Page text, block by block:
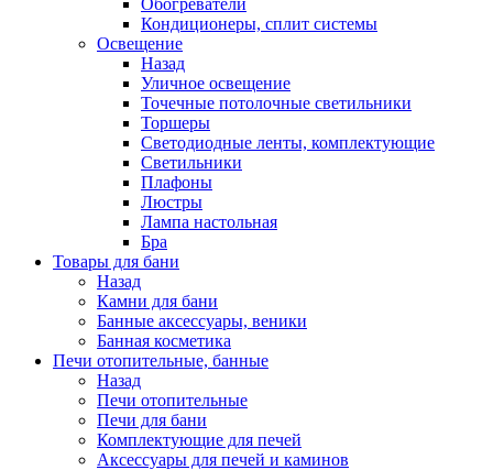
Обогреватели
Кондиционеры, сплит системы
Освещение
Назад
Уличное освещение
Точечные потолочные светильники
Торшеры
Светодиодные ленты, комплектующие
Светильники
Плафоны
Люстры
Лампа настольная
Бра
Товары для бани
Назад
Камни для бани
Банные аксессуары, веники
Банная косметика
Печи отопительные, банные
Назад
Печи отопительные
Печи для бани
Комплектующие для печей
Аксессуары для печей и каминов